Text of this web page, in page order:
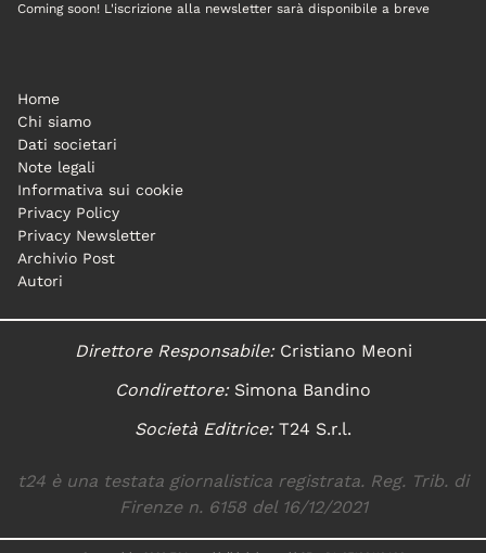
Coming soon! L'iscrizione alla newsletter sarà disponibile a breve
Home
Chi siamo
Dati societari
Note legali
Informativa sui cookie
Privacy Policy
Privacy Newsletter
Archivio Post
Autori
Direttore Responsabile:Cristiano Meoni
Condirettore:Simona Bandino
Società Editrice:T24 S.r.l.
t24 è una testata giornalistica registrata. Reg. Trib. di
Firenze n. 6158 del 16/12/2021